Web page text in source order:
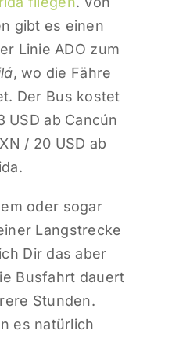
gibt es einen
Linie ADO zum
, wo die Fähre
Der Bus kostet
USD ab Cancún
/ 20 USD ab
oder sogar
Langstrecke
Dir das aber
Busfahrt dauert
Stunden.
es natürlich